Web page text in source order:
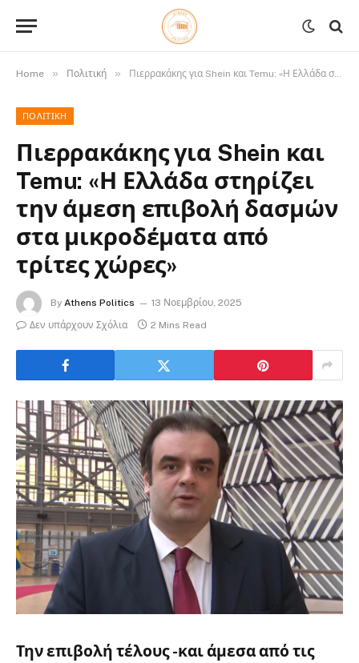
Home » Πολιτική » Πιερρακάκης για Shein και Temu: «Η Ελλάδα στηρίζει την άμεση επιβολή δασμών στα μικροδέματα από τρίτες χώρες»
ΠΟΛΙΤΙΚΉ
Πιερρακάκης για Shein και
Temu: «Η Ελλάδα στηρίζει
την άμεση επιβολή δασμών
στα μικροδέματα από
τρίτες χώρες»
By Athens Politics
13 Νοεμβρίου, 2025
Δεν υπάρχουν Σχόλια
2 Mins Read
Την επιβολή τέλους -και άμεσα από τις